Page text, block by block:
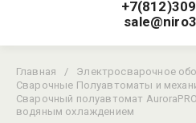
Главная / Электросварочное
Сварочные Полуавтоматы и
Сварочный полуавтомат AuroraPRO
водяным охлаждением